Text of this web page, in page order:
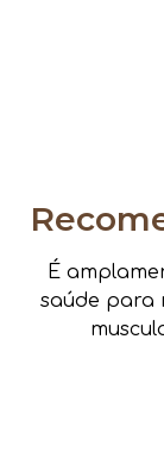
É
saúde para